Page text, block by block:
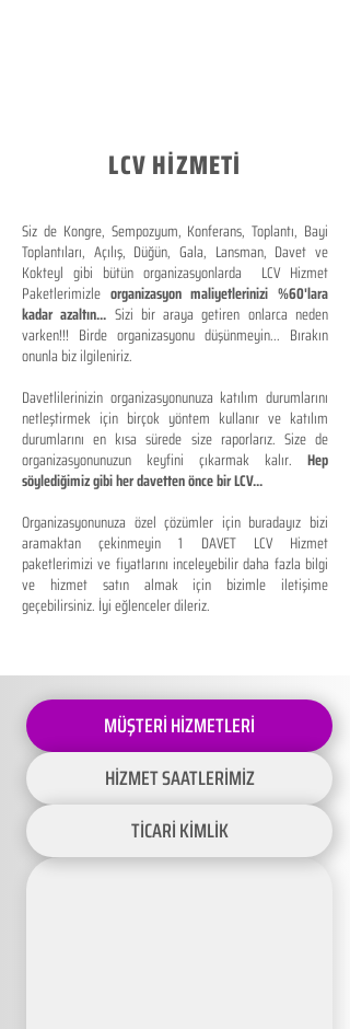
LCV HİZMETİ
Siz de Kongre, Sempozyum, Konferans, Toplantı, Bayi
Toplantıları, Açılış, Düğün, Gala, Lansman, Davet ve
Kokteyl gibi bütün organizasyonlarda LCV Hizmet
Paketlerimizle organizasyon maliyetlerinizi %60'lara
kadar azaltın... Sizi bir araya getiren onlarca neden
varken!!! Birde organizasyonu düşünmeyin... Bırakın
onunla biz ilgileniriz.
Davetlilerinizin organizasyonunuza katılım durumlarını
netleştirmek için birçok yöntem kullanır ve katılım
durumlarını en kısa sürede size raporlarız. Size de
organizasyonunuzun keyfini çıkarmak kalır. Hep
söylediğimiz gibi her davetten önce bir LCV...
Organizasyonunuza özel çözümler için buradayız bizi
aramaktan çekinmeyin 1 DAVET LCV Hizmet
paketlerimizi ve fiyatlarını inceleyebilir daha fazla bilgi
ve hizmet satın almak için bizimle iletişime
geçebilirsiniz. İyi eğlenceler dileriz.
MÜŞTERİ HİZMETLERİ
HİZMET SAATLERİMİZ
TİCARİ KİMLİK